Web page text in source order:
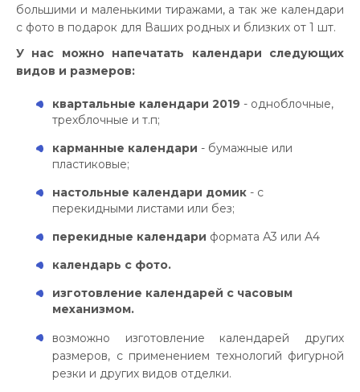
большими и маленькими тиражами, а так же календари
с фото в подарок для Ваших родных и близких от 1 шт.
У нас можно напечатать календари следующих
видов и размеров:
квартальные календари 2019 - одноблочные,
трехблочные и т.п;
карманные календари - бумажные или
пластиковые;
настольные календари домик - с
перекидными листами или без;
перекидные календари формата А3 или А4
календарь с фото.
изготовление календарей с часовым
механизмом.
возможно изготовление календарей других
размеров, с применением технологий фигурной
резки и других видов отделки.